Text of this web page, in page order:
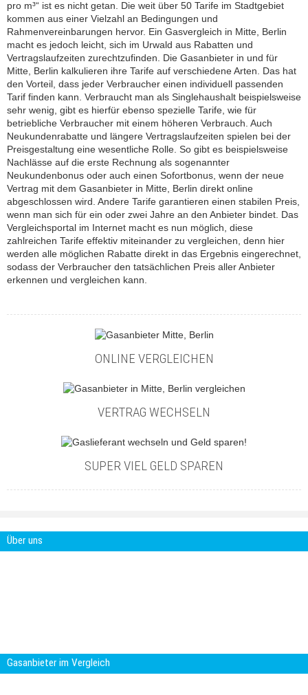
pro m³“ ist es nicht getan. Die weit über 50 Tarife im Stadtgebiet
kommen aus einer Vielzahl an Bedingungen und
Rahmenvereinbarungen hervor. Ein Gasvergleich in Mitte, Berlin
macht es jedoch leicht, sich im Urwald aus Rabatten und
Vertragslaufzeiten zurechtzufinden. Die Gasanbieter in und für
Mitte, Berlin kalkulieren ihre Tarife auf verschiedene Arten. Das hat
den Vorteil, dass jeder Verbraucher einen individuell passenden
Tarif finden kann. Verbraucht man als Singlehaushalt beispielsweise
sehr wenig, gibt es hierfür ebenso spezielle Tarife, wie für
betriebliche Verbraucher mit einem höheren Verbrauch. Auch
Neukundenrabatte und längere Vertragslaufzeiten spielen bei der
Preisgestaltung eine wesentliche Rolle. So gibt es beispielsweise
Nachlässe auf die erste Rechnung als sogenannter
Neukundenbonus oder auch einen Sofortbonus, wenn der neue
Vertrag mit dem Gasanbieter in Mitte, Berlin direkt online
abgeschlossen wird. Andere Tarife garantieren einen stabilen Preis,
wenn man sich für ein oder zwei Jahre an den Anbieter bindet. Das
Vergleichsportal im Internet macht es nun möglich, diese
zahlreichen Tarife effektiv miteinander zu vergleichen, denn hier
werden alle möglichen Rabatte direkt in das Ergebnis eingerechnet,
sodass der Verbraucher den tatsächlichen Preis aller Anbieter
erkennen und vergleichen kann.
ONLINE VERGLEICHEN
VERTRAG WECHSELN
SUPER VIEL GELD SPAREN
Über uns
Gasanbieter im Vergleich